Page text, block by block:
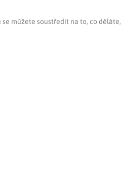
můžete soustředit na to, co děláte,